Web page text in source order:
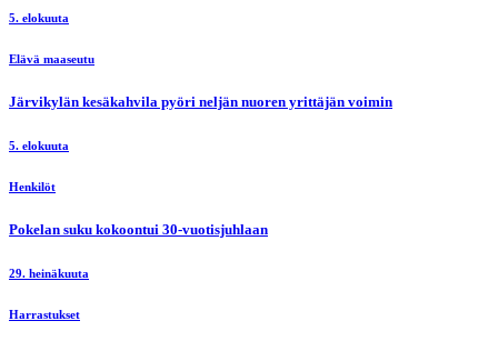
5. elokuuta
Elävä maaseutu
Järvikylän kesäkahvila pyöri neljän nuoren yrittäjän voimin
5. elokuuta
Henkilöt
Pokelan suku kokoontui 30-vuotisjuhlaan
29. heinäkuuta
Harrastukset